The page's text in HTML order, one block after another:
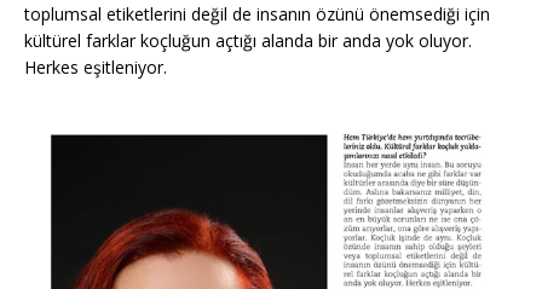
toplumsal etiketlerini değil de insanın özünü önemsediği için
kültürel farklar koçluğun açtığı alanda bir anda yok oluyor.
Herkes eşitleniyor.